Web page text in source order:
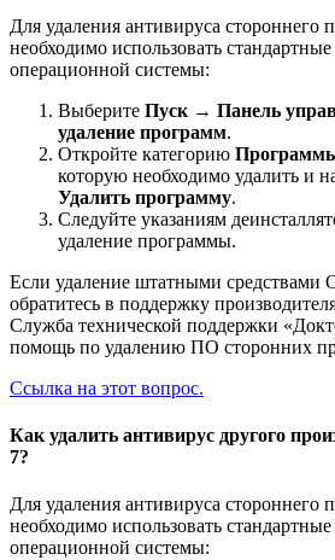
Для удаления антивируса стороннего
необходимо использовать стандартные
операционной системы:
Выберите Пуск → Панель
удаление программ.
Откройте категорию
которую необходимо удалить и
Удалить программу.
Следуйте указаниям
удаление программы.
Если удаление штатными средствами
обратитесь в поддержку
Служба технической поддержки
помощь по удалению ПО сторонних
Ссылка на этот вопрос.
Как удалить антивирус другого
7?
Для удаления антивируса стороннего
необходимо использовать стандартные
операционной системы: